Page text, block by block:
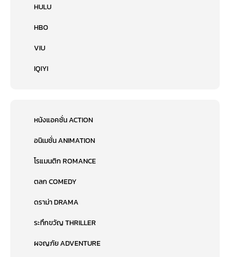
HULU
HBO
VIU
IQIYI
หนังแอคชั่น ACTION
อนิเมชั่น ANIMATION
โรแมนติก ROMANCE
ตลก COMEDY
ดราม่า DRAMA
ระทึกขวัญ THRILLER
ผจญภัย ADVENTURE